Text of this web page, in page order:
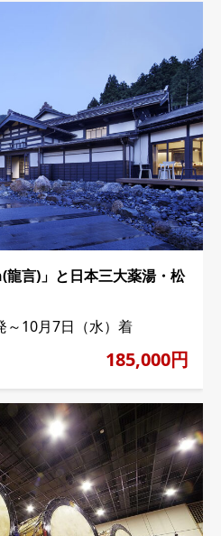
言)」と日本三大薬湯・松
～10月7日（水）着
185,000円